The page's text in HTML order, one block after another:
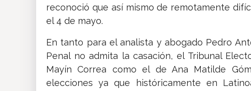
reconoció que así mismo de remotamente
el 4 de mayo.
En tanto para el analista y abogado Pedro
Penal no admita la casación, el Tribunal
Mayín Correa como el de Ana Matilde
elecciones ya que históricamente en